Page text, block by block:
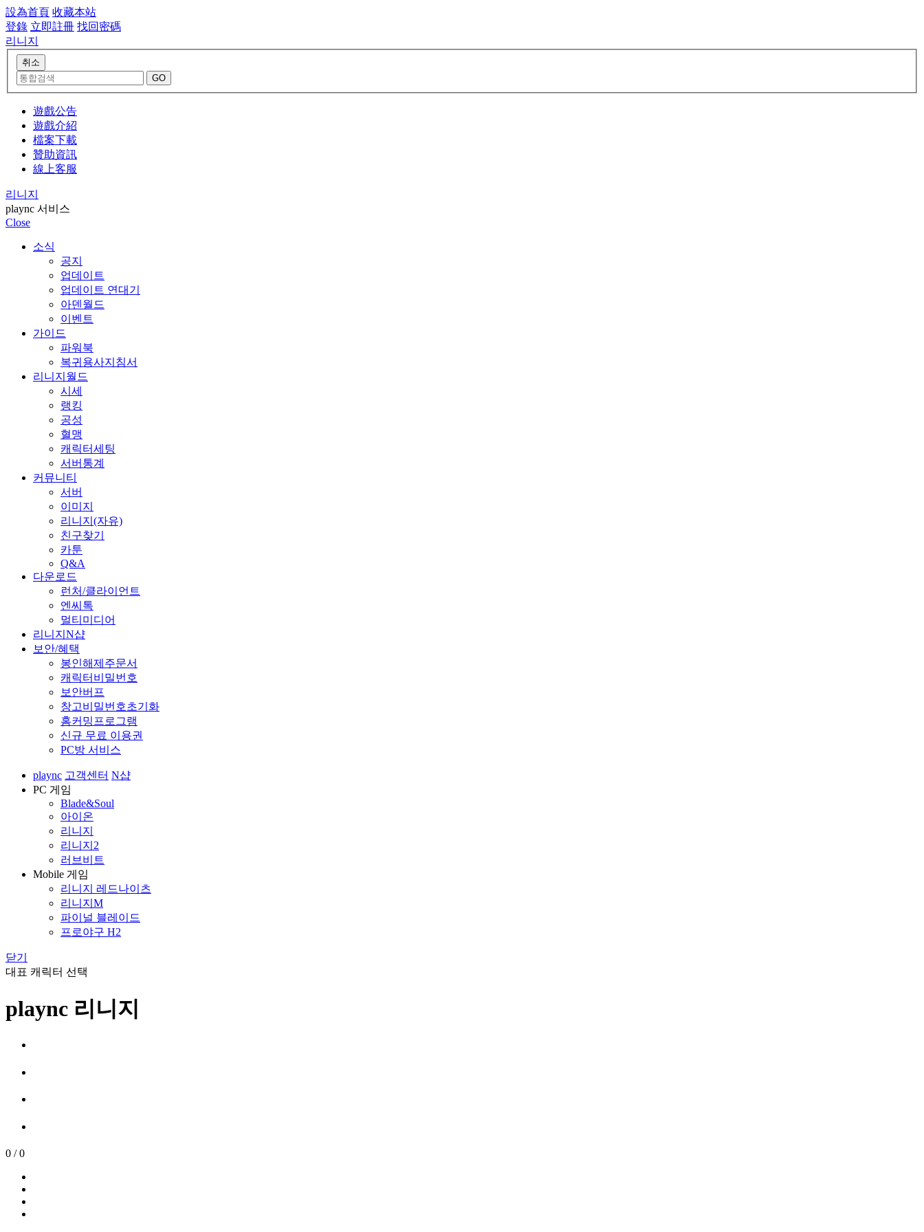
設為首頁 收藏本站
登錄 立即註冊 找回密碼
리니지
遊戲公告
遊戲介紹
檔案下載
贊助資訊
線上客服
리니지
plaync 서비스
Close
소식
공지
업데이트
업데이트 연대기
아덴월드
이벤트
가이드
파워북
복귀용사지침서
리니지월드
시세
랭킹
공성
혈맹
캐릭터세팅
서버통계
커뮤니티
서버
이미지
리니지(자유)
친구찾기
카툰
Q&A
다운로드
런처/클라이언트
엔씨톡
멀티미디어
리니지N샵
보안/혜택
봉인해제주문서
캐릭터비밀번호
보안버프
창고비밀번호초기화
홈커밍프로그램
신규 무료 이용권
PC방 서비스
plaync 고객센터 N샵
PC 게임
Blade&Soul
아이온
리니지
리니지2
러브비트
Mobile 게임
리니지 레드나이츠
리니지M
파이널 블레이드
프로야구 H2
닫기
대표 캐릭터 선택
plaync 리니지
0 / 0